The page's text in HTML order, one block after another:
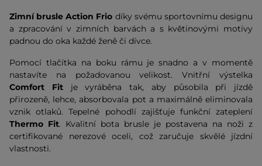
Zimní brusle Action Frio díky svému sportovnímu designu
a zpracování v zimních barvách a s květinovými motivy
padnou do oka každé ženě či dívce.
Pomocí tlačítka na boku rámu je snadno a v momentě
nastavíte na požadovanou velikost. Vnitřní výstelka
Comfort Fitje vyráběna tak, aby působila při jízdě
přirozeně, lehce, absorbovala pot a maximálně eliminovala
vznik otlaků. Tepelné pohodlí zajišťuje funkční zateplení
Thermo Fit. Kvalitní bota brusle je postavena na noži z
certifikované nerezové oceli, což zaručuje skvělé jízdní
vlastnosti.